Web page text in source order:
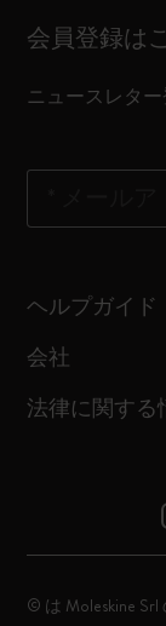
会員登録は
ニュースレタ
ヘルプガイド
会社
法律に関する
© は Moleskine Srl